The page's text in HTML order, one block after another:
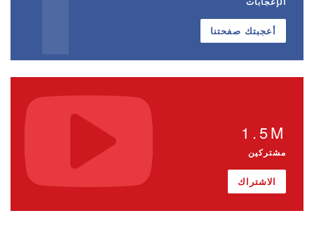
أعجبتك صفحتنا
1.5M
مشتركين
الاشتراك